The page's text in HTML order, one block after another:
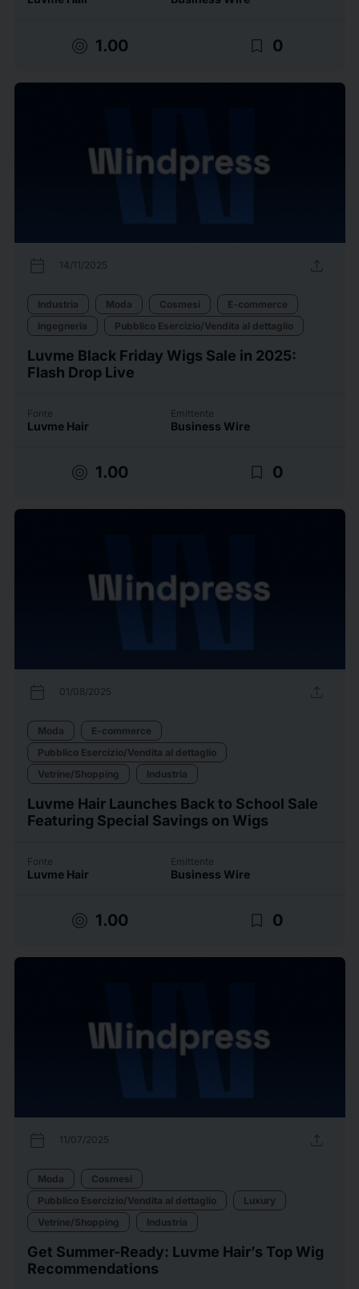
target 1.00 bookmark_border 0
calendar_today 14/11/2025 upload
Industria Moda Cosmesi
E-commerce
Ingegneria
Pubblico Esercizio/Vendita al dettaglio
Luvme Black Friday Wigs Sale in 2025:
Flash Drop Live
Fonte
Luvme Hair
Emittente
Business Wire
target 1.00 bookmark_border 0
calendar_today 01/08/2025 upload
Moda
E-commerce
Pubblico Esercizio/Vendita al dettaglio
Vetrine/Shopping
Industria
Luvme Hair Launches Back to School Sale
Featuring Special Savings on Wigs
Fonte
Luvme Hair
Emittente
Business Wire
target 1.00 bookmark_border 0
calendar_today 11/07/2025 upload
Moda
Cosmesi
Pubblico Esercizio/Vendita al dettaglio
Luxury
Vetrine/Shopping
Industria
Get Summer-Ready: Luvme Hair’s Top Wig
Recommendations